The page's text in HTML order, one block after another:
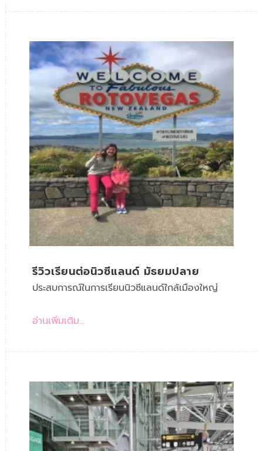
รีวิวเรียนต่อนิวซีแลนด์ มัธยมปลาย
ประสบการณ์ในการเรียนนิวซีแลนด์ใกล้เมืองใหญ่
อ่านเพิ่มเติม...